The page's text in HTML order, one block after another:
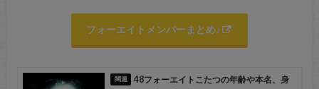
フォーエイトメンバーまとめ♪
48フォーエイトこたつの年齢や本名、身